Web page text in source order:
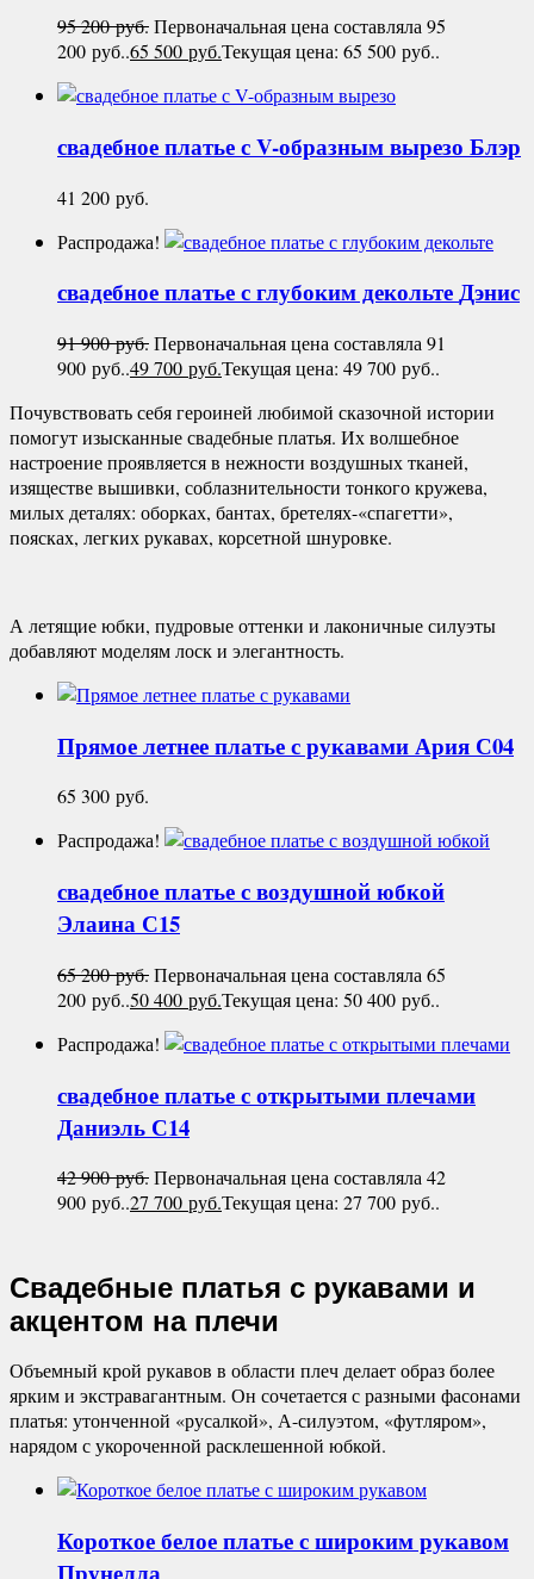
95 200руб.Первоначальная цена составляла 95
200 руб..65 500 руб.Текущая цена: 65 500 руб..
свадебное платье с V-образным вырезо Блэр
41 200 руб.
Распродажа!
свадебное платье с глубоким декольтеДэнис
91 900руб.Первоначальная цена составляла 91
900 руб..49 700 руб.Текущая цена: 49 700 руб..
Почувствовать себя героиней любимой сказочной истории
помогут изысканные свадебные платья. Их волшебное
настроение проявляется в нежности воздушных тканей,
изяществе вышивки, соблазнительности тонкого кружева,
милых деталях: оборках, бантах, бретелях-«спагетти»,
поясках, легких рукавах, корсетной шнуровке.
А летящие юбки, пудровые оттенки и лаконичные силуэты
добавляют моделям лоск и элегантность.
Прямое летнее платье с рукавамиАрия С04
65 300 руб.
Распродажа!
свадебное платье с воздушной юбкой
Элаина С15
65 200руб.Первоначальная цена составляла 65
200 руб..50 400 руб.Текущая цена: 50 400 руб..
Распродажа!
свадебное платье с открытыми плечами
Даниэль С14
42 900руб.Первоначальная цена составляла 42
900 руб..27 700 руб.Текущая цена: 27 700 руб..
Свадебные платья с рукавами и
акцентом на плечи
Объемный крой рукавов в области плеч делает образ более
ярким и экстравагантным. Он сочетается с разными фасонами
платья: утонченной «русалкой», А-силуэтом, «футляром»,
нарядом с укороченной расклешенной юбкой.
Короткое белое платье с широким рукавом
Прунелла